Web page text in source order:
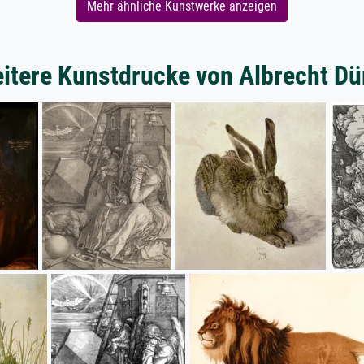
Mehr ähnliche Kunstwerke anzeigen
Kunstdrucke von Albrecht